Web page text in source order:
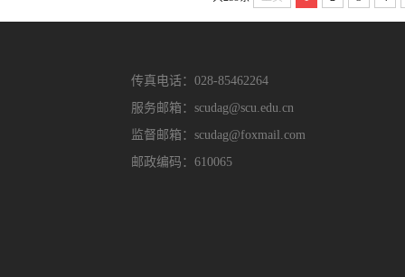
传真电话：028-85462264
服务邮箱：scudag@scu.edu.cn
监督邮箱：scudag@foxmail.com
邮政编码：610065